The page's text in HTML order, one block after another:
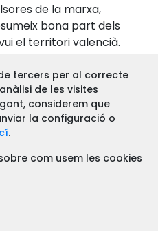
de la marxa,
bona part dels
el territori valencià.
del canvi climàtic fan
la necessitat de
d'adaptar-se
extrems. De l'altra,
continuen
que
funció
oferir respostes
però sí proporcionar
analitzar-lo
tercers per al correcte
de les visites
considerem que
la configuració o
.
com usem les cookies